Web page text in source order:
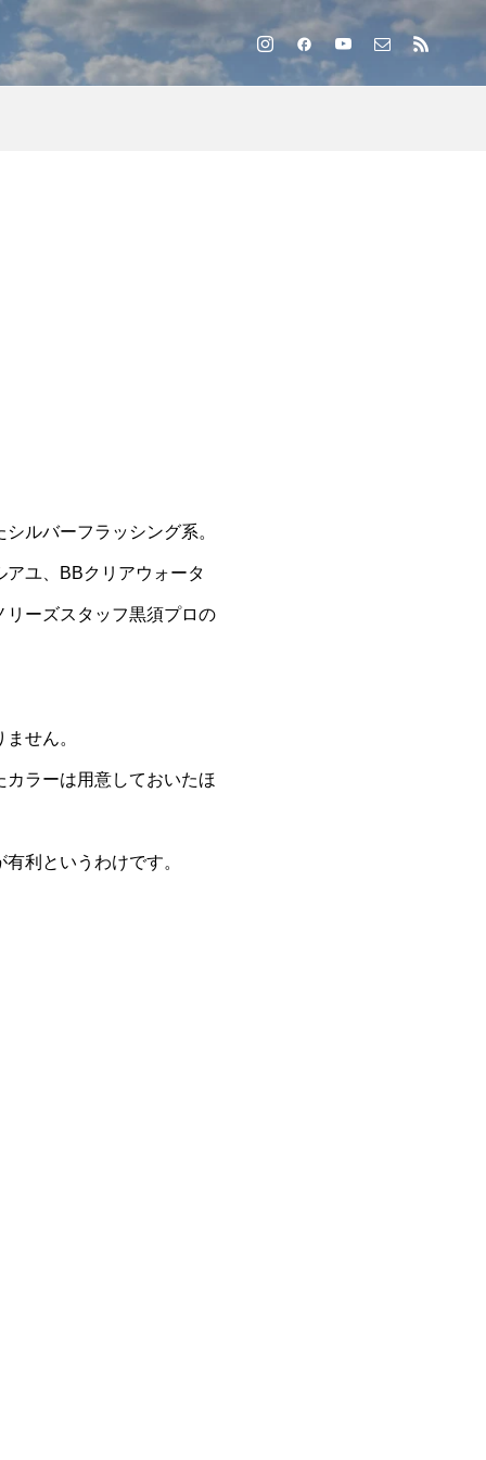
ルバーフラッシング系。
ユ、BBクリアウォータ
ーズスタッフ黒須プロの
せん。
ラーは用意しておいたほ
利というわけです。